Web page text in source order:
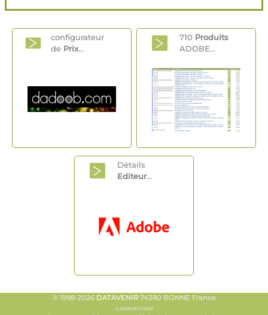
configurateur
de Prix...
710 Produits
ADOBE...
Détails
Editeur...
© 1998-2026 DATAVENIR74380 BONNE France
V.20260810.0457